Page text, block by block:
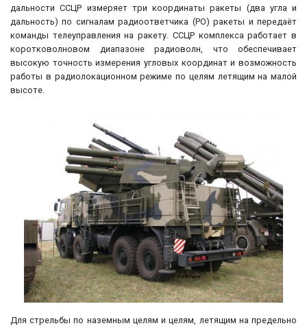
дальности ССЦР измеряет три координаты ракеты (два угла и
дальность) по сигналам радиоответчика (РО) ракеты и передаёт
команды телеуправления на ракету. ССЦР комплекса работает в
коротковолновом диапазоне радиоволн, что обеспечивает
высокую точность измерения угловых координат и возможность
работы в радиолокационном режиме по целям летящим на малой
высоте.
Для стрельбы по наземным целям и целям, летящим на предельно